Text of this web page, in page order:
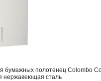
бумажных полотенец Colombo
нержавеющая сталь